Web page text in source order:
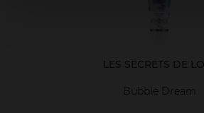
LES SECRETS DE
Bubble Dream